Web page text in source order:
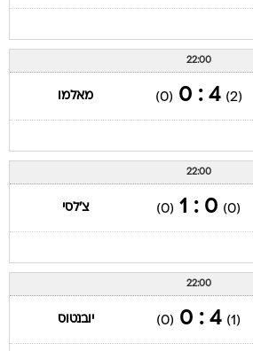
22:00
(2)
4 : 0
(0) מאלמו
22:00
(0)
0 : 1
(0) צ'לסי
22:00
(1)
4 : 0
(0) יובנטוס